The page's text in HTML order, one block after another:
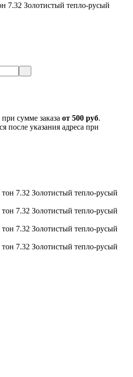
7.32 Золотистый тепло-русый
сумме заказа от 500 руб.
после указания адреса при